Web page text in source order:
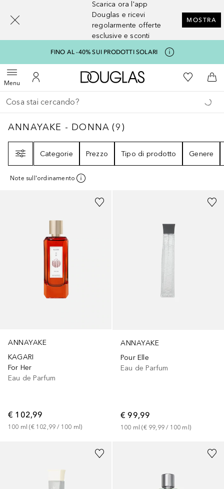
Scarica ora l'app
Douglas e ricevi
regolarmente offerte
esclusive e sconti
MOSTRA
FINO AL -40% SUI PRODOTTI SOLARI
MenuApri menuAl Mio Account
A Douglas HomeAlla Mia
Al
Torna indietro
Esegui ricerca
ANNAYAKE - DONNA9
ANNAYAKE - DONNA (9)
Categorie
Prezzo Tipo di prodotto Genere
Note sull'ordinamento
ANNAYAKE
KAGARI
For Her
Eau de Parfum
€ 102,99
100 ml (€ 102,99 / 100 ml)
ANNAYAKE
Pour Elle
Eau de Parfum
€ 99,99
100 ml (€ 99,99 / 100 ml )
[navigation.slideout.screenreader]